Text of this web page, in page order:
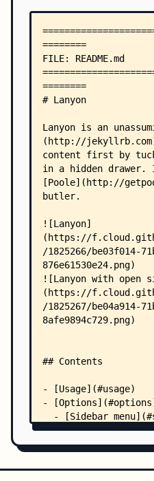
│   ├──
│   ├──
    │   └── post.html
    ├── _posts/
│   ├── 2020-
│   ├── 2020-04-
│   └── 2020-04-
        ├── css/
│   ├──
│   ├──
│   └──
        └── js/
└──